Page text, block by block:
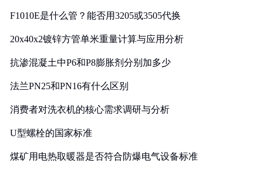
F1010E是什么管？能否用3205或3505代换
20x40x2镀锌方管单米重量计算与应用分析
抗渗混凝土中P6和P8膨胀剂分别加多少
法兰PN25和PN16有什么区别
消费者对洗衣机的核心需求调研与分析
U型螺栓的国家标准
煤矿用电热取暖器是否符合防爆电气设备标准